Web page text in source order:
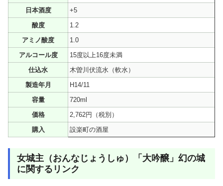
日本酒度
+5
酸度
1.2
アミノ酸度
1.0
アルコール度
15度以上16度未満
仕込水
木曽川伏流水（軟水）
製造年月
H14/11
容量
720ml
価格
2,762円（税別）
購入
設楽町の酒屋
女城主（おんなじょうしゅ）「大吟醸」幻の城
に関するリンク